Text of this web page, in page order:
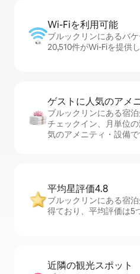
Wi-Fiを利⁠用⁠可⁠能
ブルックリンにあるバ
20,510件がWi-Fiを提供
ゲストに人⁠気⁠のア⁠メ⁠
ブルックリンにある宿
チ⁠ェ⁠ッ⁠ク⁠イ⁠ン、月単位
気のアメニティ・設備
平均星評価4.8
ブルックリンにある宿
得ており、平均評価は5
近隣の観光ス⁠ポ⁠ッ⁠ト